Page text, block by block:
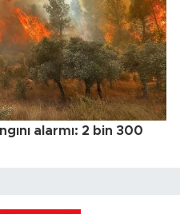
alarmı: 2 bin 300